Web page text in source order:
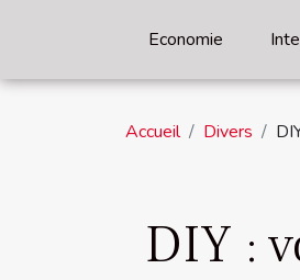
Economie
Accueil Divers
DIY :